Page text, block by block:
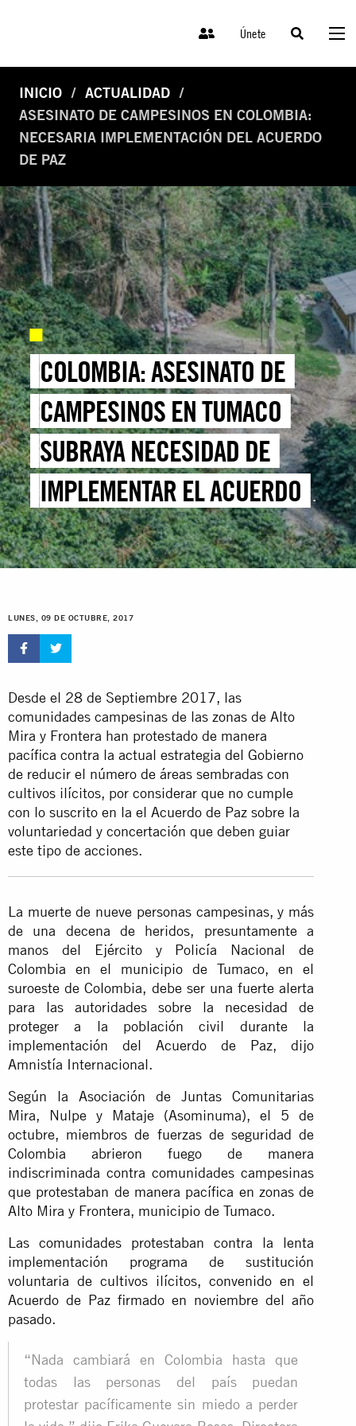
Únete
INICIO
ACTUALIDAD
ASESINATO DE CAMPESINOS EN COLOMBIA:
NECESARIA IMPLEMENTACIÓN DEL ACUERDO
DE PAZ
COLOMBIA: ASESINATO DE
CAMPESINOS EN TUMACO
SUBRAYA NECESIDAD DE
IMPLEMENTAR EL ACUERDO
DE PAZ
LUNES, 09 DE OCTUBRE, 2017
Desde el 28 de Septiembre 2017, las
comunidades campesinas de las zonas de Alto
Mira y Frontera han protestado de manera
pacífica contra la actual estrategia del Gobierno
de reducir el número de áreas sembradas con
cultivos ilícitos, por considerar que no cumple
con lo suscrito en la el Acuerdo de Paz sobre la
voluntariedad y concertación que deben guiar
este tipo de acciones.
La muerte de nueve personas campesinas, y más
de una decena de heridos, presuntamente a
manos del Ejército y Policía Nacional de
Colombia en el municipio de Tumaco, en el
suroeste de Colombia, debe ser una fuerte alerta
para las autoridades sobre la necesidad de
proteger a la población civil durante la
implementación del Acuerdo de Paz, dijo
Amnistía Internacional.
Según la Asociación de Juntas Comunitarias
Mira, Nulpe y Mataje (Asominuma), el 5 de
octubre, miembros de fuerzas de seguridad de
Colombia abrieron fuego de manera
indiscriminada contra comunidades campesinas
que protestaban de manera pacífica en zonas de
Alto Mira y Frontera, municipio de Tumaco.
Las comunidades protestaban contra la lenta
implementación programa de sustitución
voluntaria de cultivos ilícitos, convenido en el
Acuerdo de Paz firmado en noviembre del año
pasado.
“Nada cambiará en Colombia hasta que
todas las personas del país puedan
protestar pacíficamente sin miedo a perder